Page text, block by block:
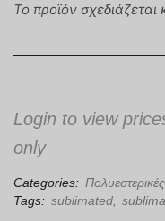
Το προϊόν
Login to view
only
Categories:
Tags: sublimated